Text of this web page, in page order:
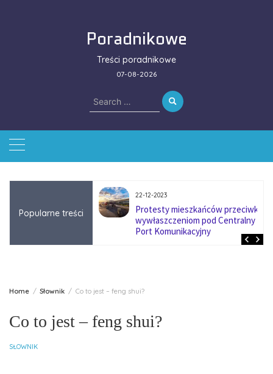
Poradnikowe
Treści poradnikowe
07-08-2026
Search
for:
Popularne treści
się na zmianę
w firmach
22-12-2023
Protesty mieszkańców przeciwko
wywłaszczeniom pod Centralny
Port Komunikacyjny
Home Słownik Co to jest – feng shui?
Co to jest – feng shui?
SŁOWNIK